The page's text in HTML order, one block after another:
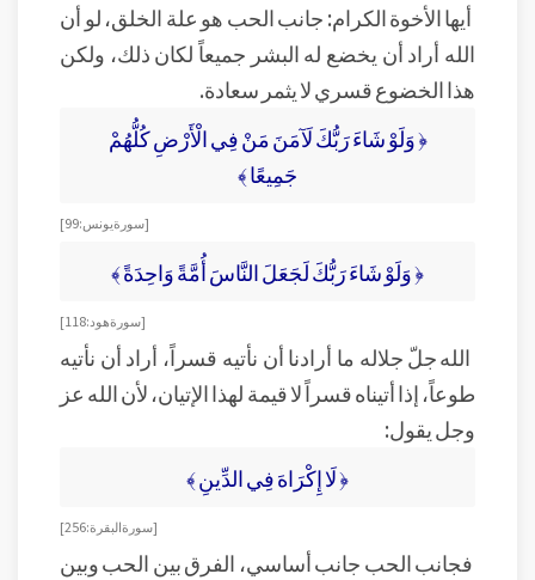
أيها الأخوة الكرام: جانب الحب هو علة الخلق، لو أن
الله أراد أن يخضع له البشر جميعاً لكان ذلك، ولكن
هذا الخضوع قسري لا يثمر سعادة.
﴿ وَلَوْ شَاءَ رَبُّكَ لَآمَنَ مَنْ فِي الْأَرْضِ كُلُّهُمْ
جَمِيعًا ﴾
[ سورة يونس: 99]
﴿ وَلَوْ شَاءَ رَبُّكَ لَجَعَلَ النَّاسَ أُمَّةً وَاحِدَةً ﴾
[ سورة هود: 118]
الله جلّ جلاله ما أرادنا أن نأتيه قسراً، أراد أن نأتيه
طوعاً، إذا أتيناه قسراً لا قيمة لهذا الإتيان، لأن الله عز
وجل يقول:
﴿ لَا إِكْرَاهَ فِي الدِّينِ ﴾
[ سورة البقرة: 256]
فجانب الحب جانب أساسي، الفرق بين الحب وبين